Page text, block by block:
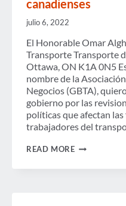
canadienses
julio 6, 2022
El Honorable Omar
Transporte Transporte
Ottawa, ON K1A 0N5
nombre de la
Negocios (GBTA),
gobierno por las
políticas que afectan
trabajadores del
READ MORECARTA